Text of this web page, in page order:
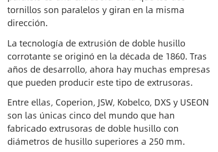
tornillos son paralelos y giran en la misma
dirección.
La tecnología de extrusión de doble husillo
corrotante se originó en la década de 1860. Tras
años de desarrollo, ahora hay muchas empresas
que pueden producir este tipo de extrusoras.
Entre ellas, Coperion, JSW, Kobelco, DXS y USEON
son las únicas cinco del mundo que han
fabricado extrusoras de doble husillo con
diámetros de husillo superiores a 250 mm.